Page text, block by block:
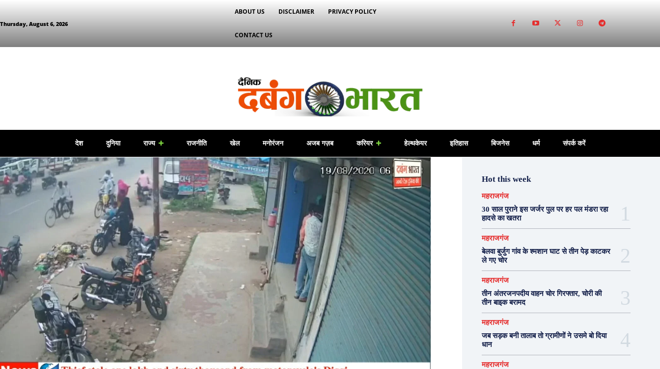
Thursday, August 6, 2026
ABOUT US DISCLAIMER PRIVACY POLICY
CONTACT US
देश दुनिया राज्य राजनीति खेल मनोरंजन अजब गज़ब करियर हेल्थकेयर इतिहास बिजनेस धर्म संपर्क करें
Hot this week
महराजगंज
30 साल पुराने इस जर्जर पुल पर हर पल मंडरा रहा
हादसे का खतरा
महराजगंज
बेलवा बुर्जुग गांव के श्मशान घाट से तीन पेड़ काटकर
ले गए चोर
महराजगंज
तीन अंतरजनपदीय वाहन चोर गिरफ्तार, चोरी की
तीन बाइक बरामद
महराजगंज
जब सड़क बनी तालाब तो ग्रामीणों ने उसमे बो दिया
धान
महराजगंज